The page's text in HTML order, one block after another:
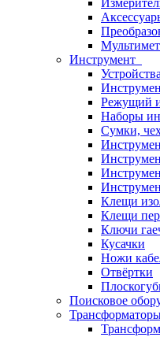
Инструмент
Режущий
Наборы
Сумки,
Клещи
Клещи
Ключи
Кусачки
Ножи
Отвёртки
Поисковое